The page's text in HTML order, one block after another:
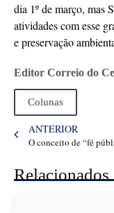
dia 1º de março, mas
atividades com esse
e preservação
Editor Correio do
Colunas
ANTERIOR
Relacionados